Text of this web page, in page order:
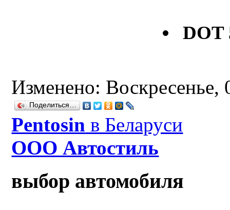
DOT
Изменено: Воскресенье,
Поделиться…
Рentosin в Беларуси
ООО Автостиль
выбор автомобиля